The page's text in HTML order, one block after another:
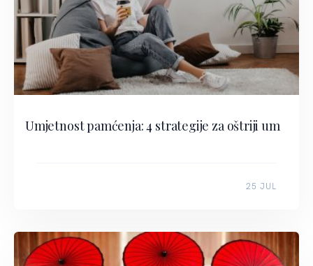
Umjetnost pamćenja: 4 strategije za oštriji um
25 JUL